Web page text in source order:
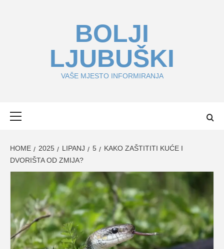
BOLJI
LJUBUŠKI
VAŠE MJESTO INFORMIRANJA
HOME 2025 LIPANJ 5
KAKO ZAŠTITITI KUĆE I
DVORIŠTA OD ZMIJA?